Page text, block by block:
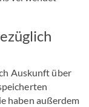
Auskunft über
haben außerdem